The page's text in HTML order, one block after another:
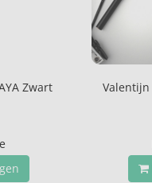
Zwart
Valentijn